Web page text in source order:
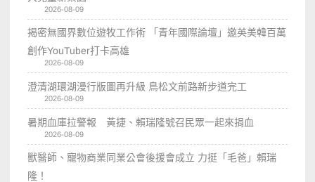
2026-08-09
揭密無國界數位遊牧工作術 「青年國際論壇」邀英美韓百萬
創作YouTuber打卡高雄
2026-08-09
澄清湖環湖漫行版圖再升級 鳥松文前路新步道完工
2026-08-09
暑期血庫拉警報 黃捷、賴瑞隆號召民眾一起來捐血
2026-08-09
獸醫師、寵物商業同業公會後援會成立 力挺「毛爸」賴瑞
隆！